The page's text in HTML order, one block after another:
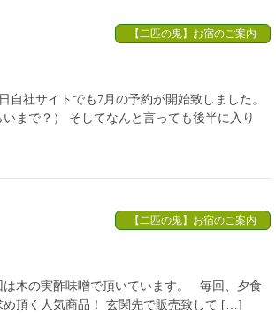
【二匹の鬼】お宿のご案内
社サイトでも7月の予約が開始致しました。
まで？） そしてなんと言っても後半に入り
【二匹の鬼】お宿のご案内
木の実酢味噌で頂いています。 毎回、夕食
頂く人気商品！ 玄関先で販売致して […]